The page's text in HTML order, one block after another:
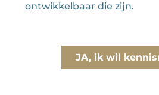
ontwikkelbaar die zijn.
JA, ik wil